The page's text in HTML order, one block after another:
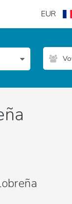
EUR